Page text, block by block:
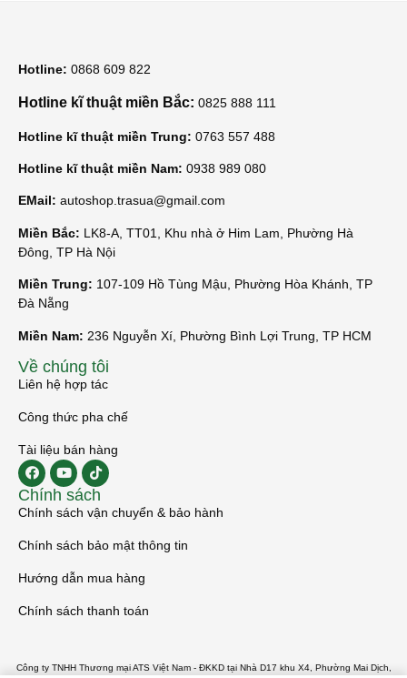
Hotline: 0868 609 822
Hotline kĩ thuật miền Bắc: 0825 888 111
Hotline kĩ thuật miền Trung: 0763 557 488
Hotline kĩ thuật miền Nam: 0938 989 080
EMail: autoshop.trasua@gmail.com
Miền Bắc: LK8-A, TT01, Khu nhà ở Him Lam, Phường Hà
Đông, TP Hà Nội
Miền Trung: 107-109 Hồ Tùng Mậu, Phường Hòa Khánh, TP
Đà Nẵng
Miền Nam: 236 Nguyễn Xí, Phường Bình Lợi Trung, TP HCM
Về chúng tôi
Liên hệ hợp tác
Công thức pha chế
Tài liệu bán hàng
Chính sách
Chính sách vận chuyển & bảo hành
Chính sách bảo mật thông tin
Hướng dẫn mua hàng
Chính sách thanh toán
Công ty TNHH Thương mại ATS Việt Nam - ĐKKD tại Nhà D17 khu X4, Phường Mai Dịch,